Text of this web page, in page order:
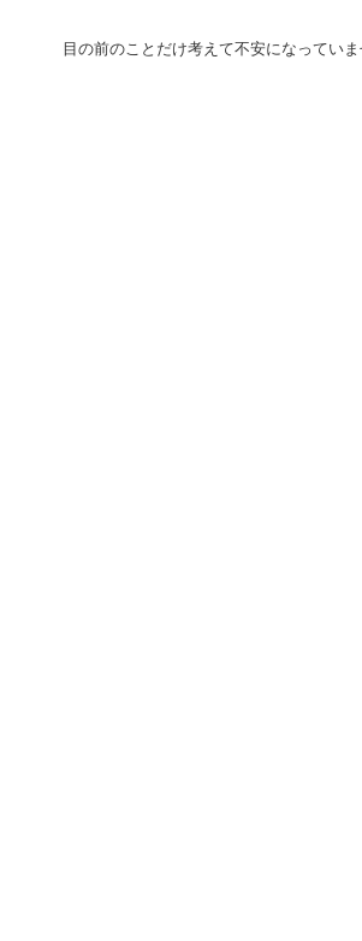
目の前のことだけ考えて不安になっていま